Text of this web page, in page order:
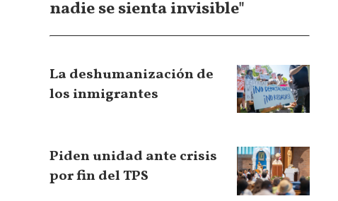
nadie se sienta invisible"
La deshumanización de
los inmigrantes
Piden unidad ante crisis
por fin del TPS